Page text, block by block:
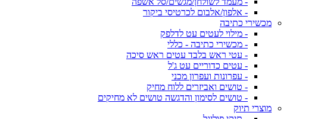
- אלפון/אלבום לכרטיסי ביקור
מכשירי כתיבה
- מילוי לעטים עט לדלפק
- מכשירי כתיבה - כללי
- עטי ראש בלבד עטים ראש סיכה
- עטים כדוריים עט ג'ל
- עפרונות ועפרון מכני
- טושים ואביזרים ללוח מחיק
- טושים לסימון והדגשה טושים לא מחיקים
מוצרי תיוק